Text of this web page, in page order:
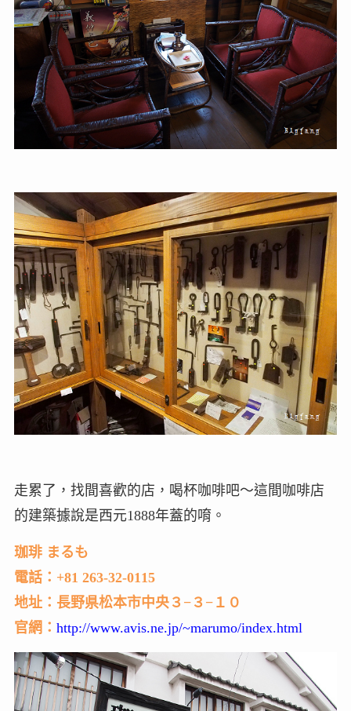
走累了，找間喜歡的店，喝杯咖啡吧～這間咖啡店
的建築據說是西元1888年蓋的唷。
珈琲 まるも
電話：+81 263-32-0115
地址：長野県松本市中央３−３−１０
官網： http://www.avis.ne.jp/~marumo/index.html